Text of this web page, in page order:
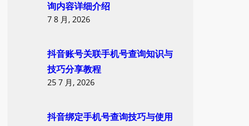
询内容详细介绍
7 8 月, 2026
抖音账号关联手机号查询知识与
技巧分享教程
25 7 月, 2026
抖音绑定手机号查询技巧与使用